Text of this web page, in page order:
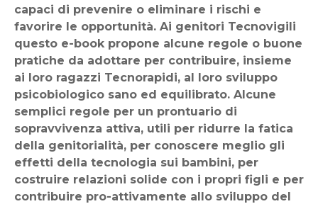
capaci di prevenire o eliminare i rischi e
favorire le opportunità. Ai genitori Tecnovigili
questo e-book propone alcune regole o buone
pratiche da adottare per contribuire, insieme
ai loro ragazzi Tecnorapidi, al loro sviluppo
psicobiologico sano ed equilibrato. Alcune
semplici regole per un prontuario di
sopravvivenza attiva, utili per ridurre la fatica
della genitorialità, per conoscere meglio gli
effetti della tecnologia sui bambini, per
costruire relazioni solide con i propri figli e per
contribuire pro-attivamente allo sviluppo del